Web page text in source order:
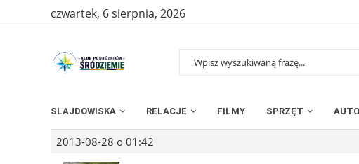
czwartek, 6 sierpnia, 2026
SLAJDOWISKA RELACJE FILMY SPRZĘT
2013-08-28 o 01:42